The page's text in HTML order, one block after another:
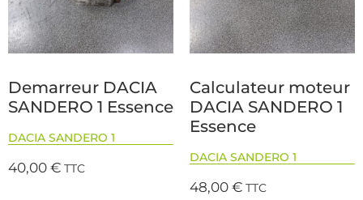
Demarreur DACIA
SANDERO 1 Essence
DACIA SANDERO 1
40,00€ TTC
Calculateur moteur
DACIA SANDERO 1
Essence
DACIA SANDERO 1
48,00€ TTC